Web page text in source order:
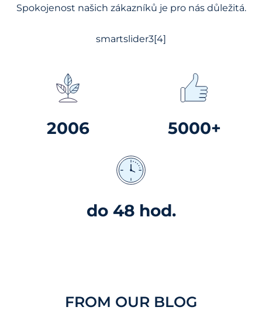
Spokojenost našich zákazníků je pro nás důležitá.
smartslider3[4]
2006 5000+
do 48 hod.
FROM OUR BLOG